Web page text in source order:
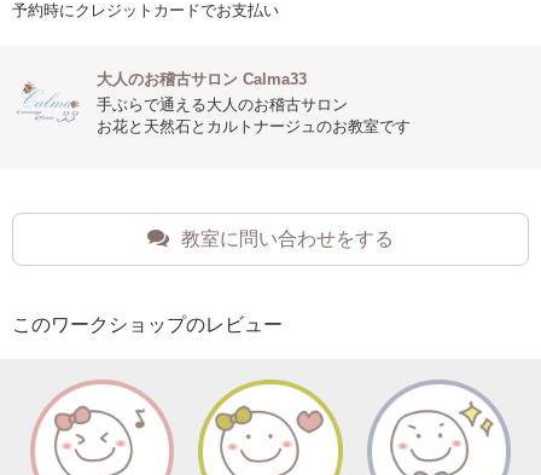
予約時にクレジットカードでお支払い
大人のお稽古サロン Calma33
手ぶらで通える大人のお稽古サロン
お花と天然石とカルトナージュのお教室です
教室に問い合わせをする
このワークショップのレビュー